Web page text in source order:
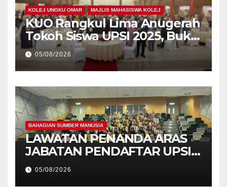
KOLEJ UNGKU OMAR MAJLIS MAHASISWA KOLEJ
KUO Rangkul Lima Anugerah
Tokoh Siswa UPSI 2025, Bukti
Kecemerlangan Mahasiswa
Holistik
05/08/2026
BAHAGIAN SUMBER MANUSIA
LAWATAN PENANDA ARAS
JABATAN PENDAFTAR UPSI
KE JABATAN PENDAFTAR
UniSZA – PERKUKUH
05/08/2026